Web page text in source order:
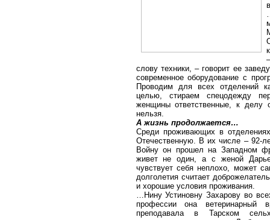
слову техники, – говорит ее
современное оборудование с
Проводим для всех отделений
целью, стираем спецодежду
женщины ответственные, к делу
нельзя.
А жизнь продолжается…
Среди проживающих в
Отечественную. В их числе – 92-
Войну он прошел на Западном
живет не один, а с женой
чувствует себя неплохо, может
долголетия считает
и хорошие условия проживания.
…Нину Устиновну Захарову во
профессии она ветеринарный
преподавала в Тарском